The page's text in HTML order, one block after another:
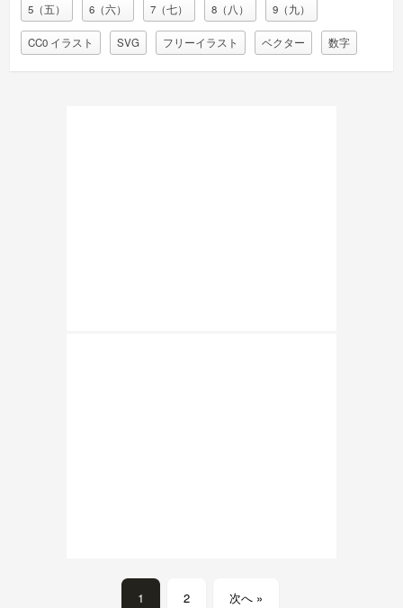
5（五） 6（六） 7（七） 8（八） 9（九）
CC0 イラスト SVG フリーイラスト ベクター 数字
1 2 次へ »